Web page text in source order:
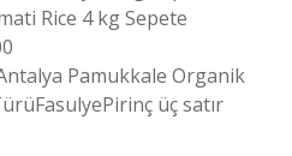
Rice 4 kg Sepete
Pamukkale Organik
üç satır